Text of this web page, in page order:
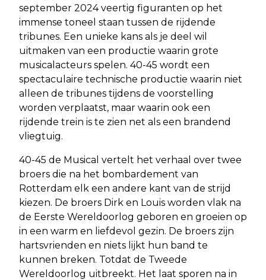
september 2024 veertig figuranten op het
immense toneel staan tussen de rijdende
tribunes. Een unieke kans als je deel wil
uitmaken van een productie waarin grote
musicalacteurs spelen. 40-45 wordt een
spectaculaire technische productie waarin niet
alleen de tribunes tijdens de voorstelling
worden verplaatst, maar waarin ook een
rijdende trein is te zien net als een brandend
vliegtuig.
40-45 de Musical vertelt het verhaal over twee
broers die na het bombardement van
Rotterdam elk een andere kant van de strijd
kiezen. De broers Dirk en Louis worden vlak na
de Eerste Wereldoorlog geboren en groeien op
in een warm en liefdevol gezin. De broers zijn
hartsvrienden en niets lijkt hun band te
kunnen breken. Totdat de Tweede
Wereldoorlog uitbreekt. Het laat sporen na in